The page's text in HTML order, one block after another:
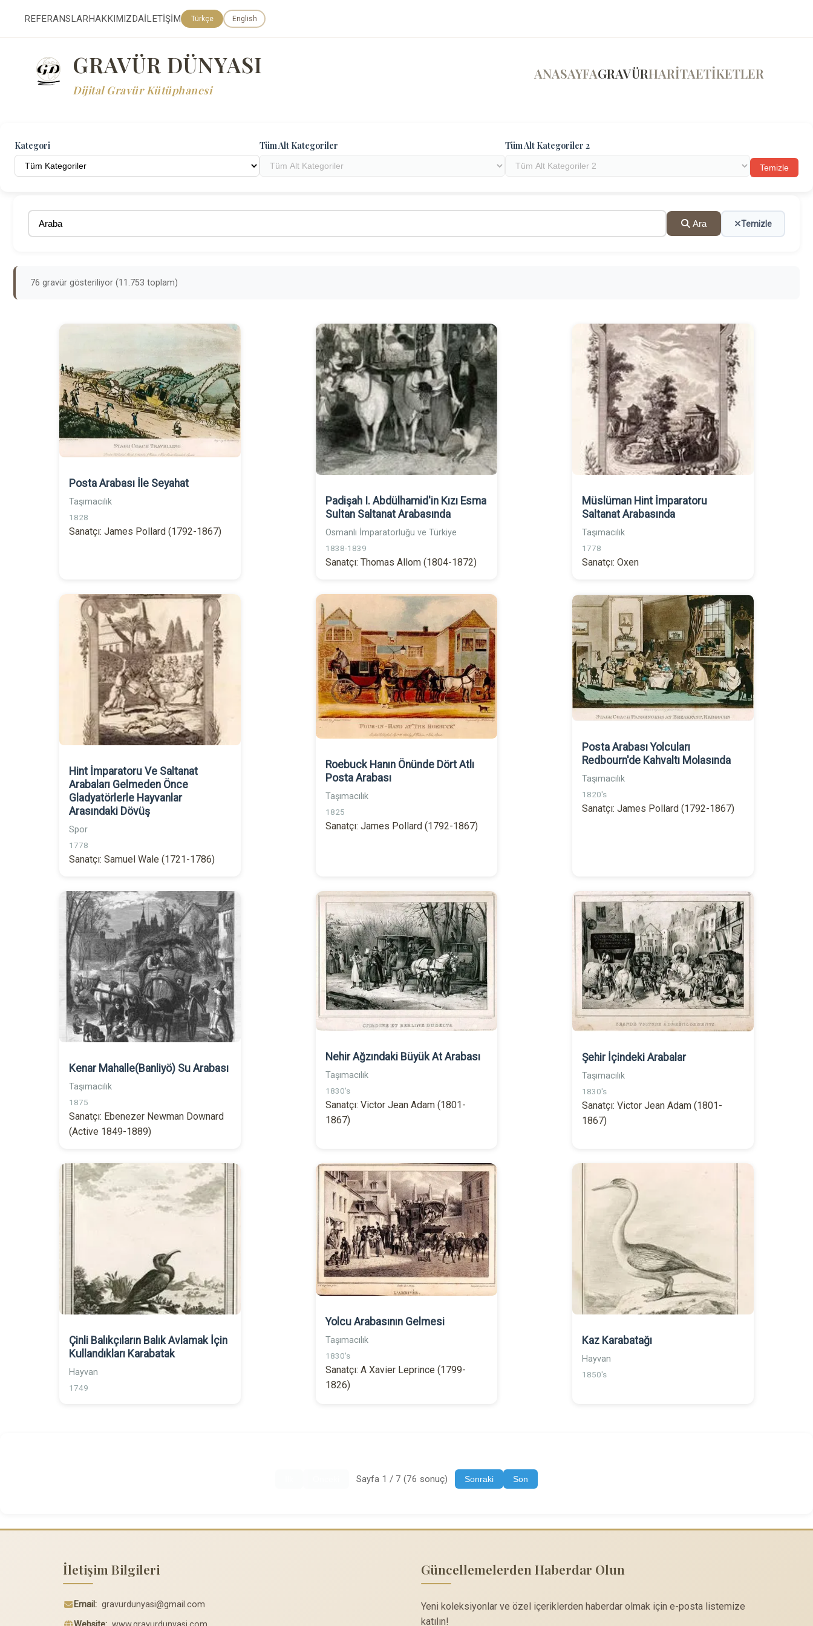
REFERANSLARHAKKIMIZDAİLETİŞİM Türkçe English
GRAVÜR DÜNYASI
Dijital Gravür Kütüphanesi
ANASAYFAGRAVÜRHARİTAETİKETLER
Kategori Tüm Alt Kategoriler Tüm Alt Kategoriler 2
Temizle
Ara Temizle
76 gravür gösteriliyor (11.753 toplam)
Posta Arabası İle Seyahat
Taşımacılık
1828
Sanatçı: James Pollard (1792-1867)
Padişah I. Abdülhamid'in Kızı Esma
Sultan Saltanat Arabasında
Osmanlı İmparatorluğu ve Türkiye
1838-1839
Sanatçı: Thomas Allom (1804-1872)
Müslüman Hint İmparatoru
Saltanat Arabasında
Taşımacılık
1778
Sanatçı: Oxen
Hint İmparatoru Ve Saltanat
Arabaları Gelmeden Önce
Gladyatörlerle Hayvanlar
Arasındaki Dövüş
Spor
1778
Sanatçı: Samuel Wale (1721-1786)
Roebuck Hanın Önünde Dört Atlı
Posta Arabası
Taşımacılık
1825
Sanatçı: James Pollard (1792-1867)
Posta Arabası Yolcuları
Redbourn'de Kahvaltı Molasında
Taşımacılık
1820's
Sanatçı: James Pollard (1792-1867)
Kenar Mahalle(Banliyö) Su Arabası
Taşımacılık
1875
Sanatçı: Ebenezer Newman Downard
(Active 1849-1889)
Nehir Ağzındaki Büyük At Arabası
Taşımacılık
1830's
Sanatçı: Victor Jean Adam (1801-
1867)
Şehir İçindeki Arabalar
Taşımacılık
1830's
Sanatçı: Victor Jean Adam (1801-
1867)
Çinli Balıkçıların Balık Avlamak İçin
Kullandıkları Karabatak
Hayvan
1749
Yolcu Arabasının Gelmesi
Taşımacılık
1830's
Sanatçı: A Xavier Leprince (1799-
1826)
Kaz Karabatağı
Hayvan
1850's
Sayfa 1 / 7 (76 sonuç) Sonraki Son
İletişim Bilgileri
Email: gravurdunyasi@gmail.com
Güncellemelerden Haberdar Olun
Yeni koleksiyonlar ve özel içeriklerden haberdar olmak için e-posta listemize
katılın!